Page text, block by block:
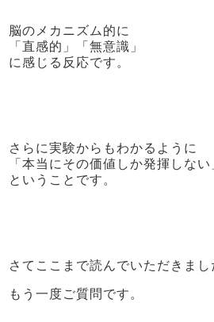
脳のメカニズム的に
「直感的」「無意識」
に感じる反応です。
さらに実験からもわかるように
「本当にその価値しか発揮しない
ということです。
さてここまで読んでいただきまし
もう一度ご質問です。